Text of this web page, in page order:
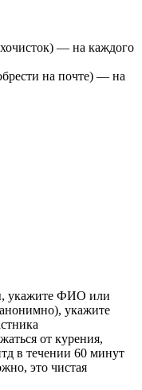
— на каждого
на почте) — на
укажите ФИО или
укажите
от курения,
в течении 60 минут
это чистая